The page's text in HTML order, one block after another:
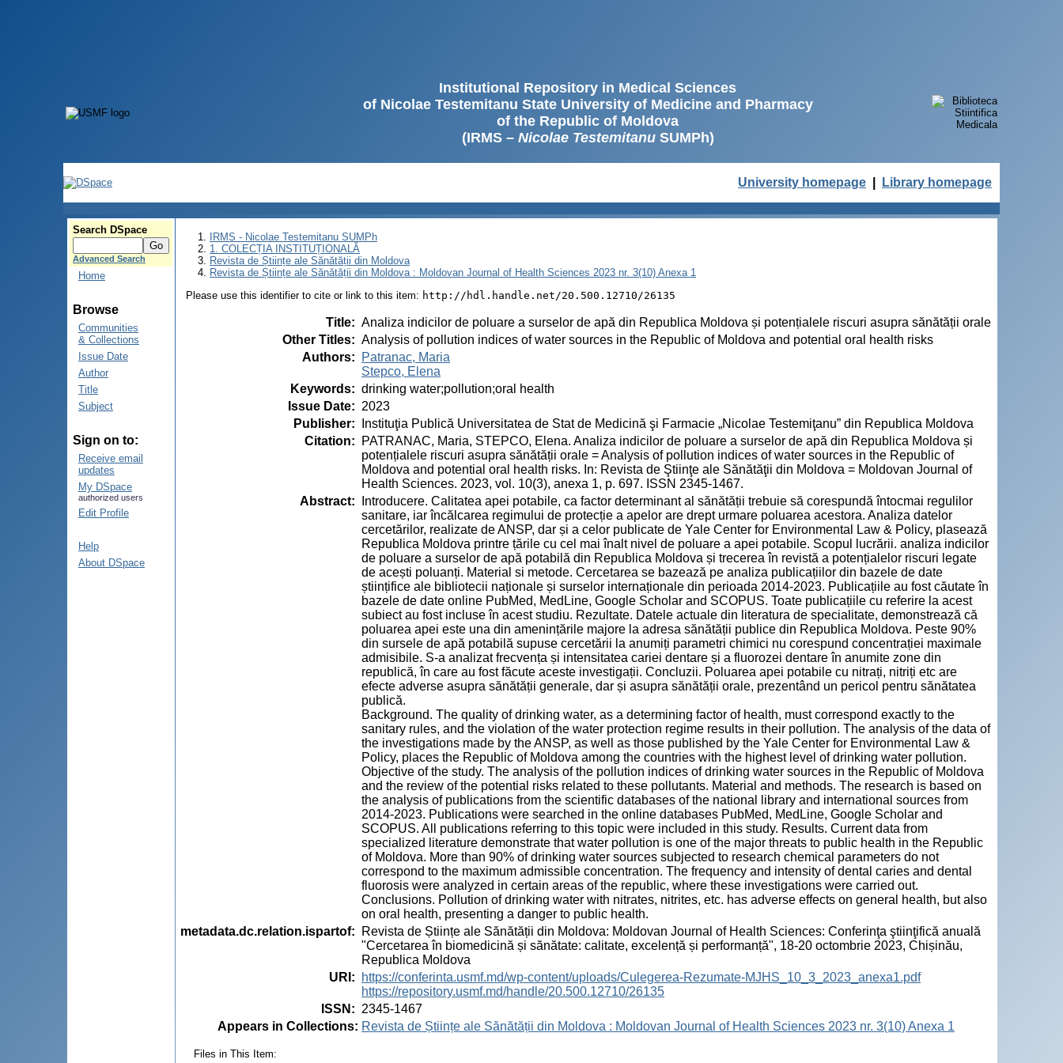
Institutional Repository in Medical Sciences
of Nicolae Testemitanu State University of Medicine and Pharmacy
of the Republic of Moldova
(IRMS – Nicolae TestemitanuSUMPh)
University homepage Library homepage
Search DSpace
Advanced Search
Home
Browse
Communities
& Collections
Issue Date
Author
Title
Subject
Sign on to:
Receive email
updates
My DSpace
authorized users
Edit Profile
Help
About DSpace
IRMS - Nicolae Testemitanu SUMPh
1. COLECȚIA INSTITUȚIONALĂ
Revista de Științe ale Sănătății din Moldova
Revista de Științe ale Sănătății din Moldova : Moldovan Journal of Health Sciences 2023 nr. 3(10) Anexa 1
Please use this identifier to cite or link to this item: http://hdl.handle.net/20.500.12710/26135
Title: Analiza indicilor de poluare a surselor de apă din Republica Moldova și potențialele riscuri asupra sănătății orale
Other Titles: Analysis of pollution indices of water sources in the Republic of Moldova and potential oral health risks
Authors:
Patranac, Maria
Stepco, Elena
Keywords: drinking water;pollution;oral health
Issue Date: 2023
Publisher:
Instituţia Publică Universitatea de Stat de Medicină şi Farmacie „Nicolae Testemiţanu” din Republica Moldova
Citation:
PATRANAC, Maria, STEPCO, Elena. Analiza indicilor de poluare a surselor de apă din Republica Moldova și
potențialele riscuri asupra sănătății orale = Analysis of pollution indices of water sources in the Republic of
Moldova and potential oral health risks. In: Revista de Ştiinţe ale Sănătăţii din Moldova = Moldovan Journal of
Health Sciences. 2023, vol. 10(3), anexa 1, p. 697. ISSN 2345-1467.
Abstract:
Introducere. Calitatea apei potabile, ca factor determinant al sănătății trebuie să corespundă întocmai regulilor
sanitare, iar încălcarea regimului de protecție a apelor are drept urmare poluarea acestora. Analiza datelor
cercetărilor, realizate de ANSP, dar și a celor publicate de Yale Center for Environmental Law & Policy, plasează
Republica Moldova printre țările cu cel mai înalt nivel de poluare a apei potabile. Scopul lucrării. analiza indicilor
de poluare a surselor de apă potabilă din Republica Moldova și trecerea în revistă a potențialelor riscuri legate
de acești poluanți. Material si metode. Cercetarea se bazează pe analiza publicațiilor din bazele de date
științifice ale bibliotecii naționale și surselor internaționale din perioada 2014-2023. Publicațiile au fost căutate în
bazele de date online PubMed, MedLine, Google Scholar and SCOPUS. Toate publicațiile cu referire la acest
subiect au fost incluse în acest studiu. Rezultate. Datele actuale din literatura de specialitate, demonstrează că
poluarea apei este una din amenințările majore la adresa sănătății publice din Republica Moldova. Peste 90%
din sursele de apă potabilă supuse cercetării la anumiți parametri chimici nu corespund concentrației maximale
admisibile. S-a analizat frecvența și intensitatea cariei dentare și a fluorozei dentare în anumite zone din
republică, în care au fost făcute aceste investigații. Concluzii. Poluarea apei potabile cu nitrați, nitriți etc are
efecte adverse asupra sănătății generale, dar și asupra sănătății orale, prezentând un pericol pentru sănătatea
publică.
Background. The quality of drinking water, as a determining factor of health, must correspond exactly to the
sanitary rules, and the violation of the water protection regime results in their pollution. The analysis of the data of
the investigations made by the ANSP, as well as those published by the Yale Center for Environmental Law &
Policy, places the Republic of Moldova among the countries with the highest level of drinking water pollution.
Objective of the study. The analysis of the pollution indices of drinking water sources in the Republic of Moldova
and the review of the potential risks related to these pollutants. Material and methods. The research is based on
the analysis of publications from the scientific databases of the national library and international sources from
2014-2023. Publications were searched in the online databases PubMed, MedLine, Google Scholar and
SCOPUS. All publications referring to this topic were included in this study. Results. Current data from
specialized literature demonstrate that water pollution is one of the major threats to public health in the Republic
of Moldova. More than 90% of drinking water sources subjected to research chemical parameters do not
correspond to the maximum admissible concentration. The frequency and intensity of dental caries and dental
fluorosis were analyzed in certain areas of the republic, where these investigations were carried out.
Conclusions. Pollution of drinking water with nitrates, nitrites, etc. has adverse effects on general health, but also
on oral health, presenting a danger to public health.
metadata.dc.relation.ispartof:
Revista de Științe ale Sănătății din Moldova: Moldovan Journal of Health Sciences: Conferinţa ştiinţifică anuală
"Cercetarea în biomedicină și sănătate: calitate, excelență și performanță", 18-20 octombrie 2023, Chișinău,
Republica Moldova
URI :
https://conferinta.usmf.md/wp-content/uploads/Culegerea-Rezumate-MJHS_10_3_2023_anexa1.pdf
https://repository.usmf.md/handle/20.500.12710/26135
ISSN : 2345-1467
Appears in Collections: Revista de Științe ale Sănătății din Moldova : Moldovan Journal of Health Sciences 2023 nr. 3(10) Anexa 1
Files in This Item: